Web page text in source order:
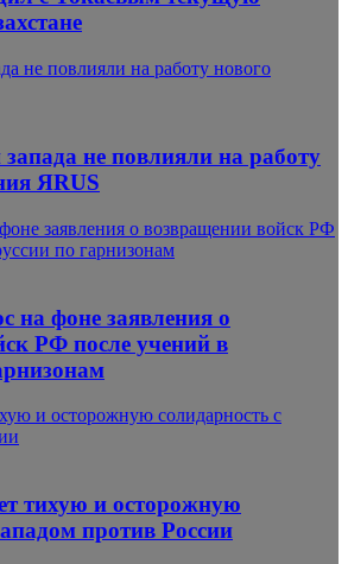
не повлияли на работу нового
не повлияли на работу
ЯRUS
заявления о возвращении войск РФ
по гарнизонам
на фоне заявления о
РФ после учений в
и осторожную солидарность с
тихую и осторожную
против России